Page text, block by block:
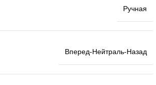
Ручная
Вперед-Нейтраль-Назад